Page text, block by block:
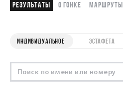
Результаты О гонке Маршруты
ИНДИВИДУАЛЬНОЕ ЭСТАФЕТА